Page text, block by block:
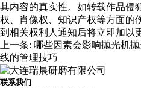
其内容的真实性。如转载作品侵
权、肖像权、知识产权等方面的
到相关权利人通知后将立即加以
上一条: 哪些因素会影响抛光机抛
线的管理技巧
联系我们